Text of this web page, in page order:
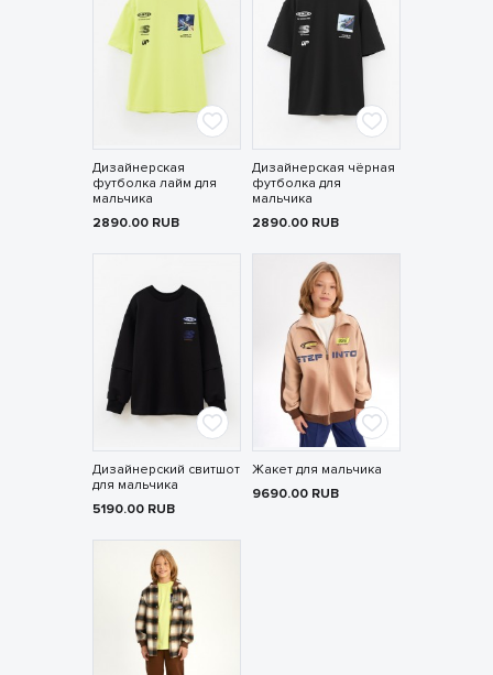
Дизайнерская
футболка лайм для
мальчика
2890.00 RUB
Дизайнерская чёрная
футболка для
мальчика
2890.00 RUB
Дизайнерский свитшот
для мальчика
5190.00 RUB
Жакет для мальчика
9690.00 RUB